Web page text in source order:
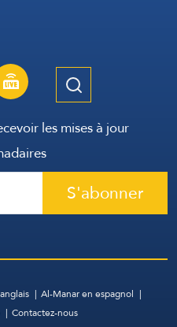
les mises à jour
S'abonner
Al-Manar en espagnol
Contactez-nous